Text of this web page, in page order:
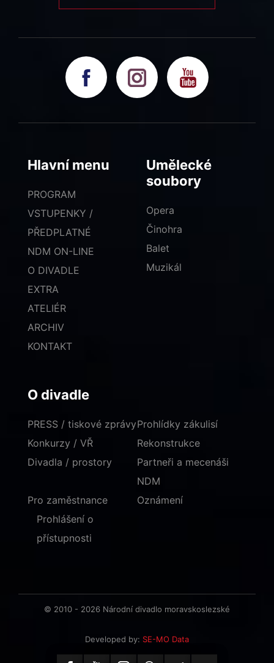
Hlavní menu
PROGRAM
VSTUPENKY /
PŘEDPLATNÉ
NDM ON-LINE
O DIVADLE
EXTRA
ATELIÉR
ARCHIV
KONTAKT
Umělecké
soubory
Opera
Činohra
Balet
Muzikál
O divadle
PRESS / tiskové zprávy
Konkurzy / VŘ
Divadla / prostory
Prohlídky zákulisí
Rekonstrukce
Partneři a mecenáši
NDM
Pro zaměstnance
Oznámení
Prohlášení o
přístupnosti
© 2010 - 2026 Národní divadlo moravskoslezské
Developed by: SE-MO Data